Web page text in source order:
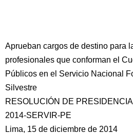
Aprueban cargos de destino para
profesionales que conforman el
Públicos en el Servicio Nacional
Silvestre
RESOLUCIÓN DE
2014-SERVIR-PE
Lima, 15 de diciembre de 2014